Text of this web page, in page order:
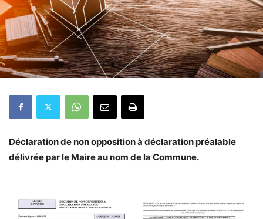
Déclaration de non opposition à déclaration préalable
délivrée par le Maire au nom de la Commune.